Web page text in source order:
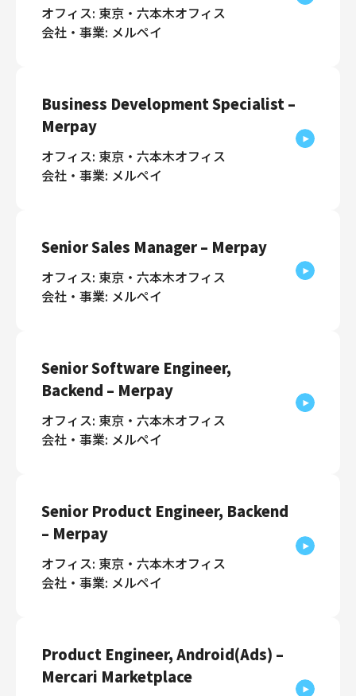
オフィス: 東京・六本木オフィス
会社・事業: メルペイ
Business Development Specialist –
Merpay
オフィス: 東京・六本木オフィス
会社・事業: メルペイ
Senior Sales Manager – Merpay
オフィス: 東京・六本木オフィス
会社・事業: メルペイ
Senior Software Engineer,
Backend – Merpay
オフィス: 東京・六本木オフィス
会社・事業: メルペイ
Senior Product Engineer, Backend
– Merpay
オフィス: 東京・六本木オフィス
会社・事業: メルペイ
Product Engineer, Android(Ads) –
Mercari Marketplace